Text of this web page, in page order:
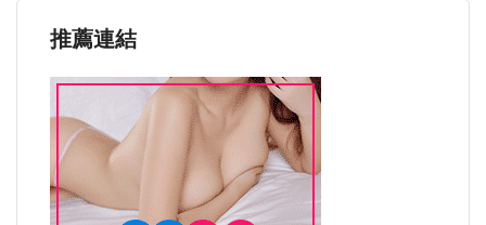
推薦連結